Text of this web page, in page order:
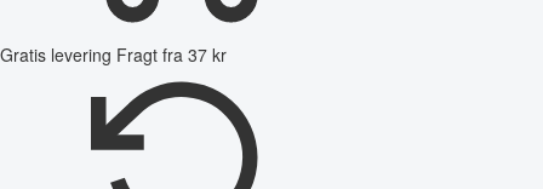
Gratis levering Fragt fra 37 kr